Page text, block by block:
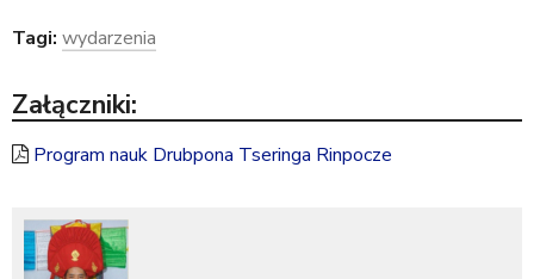
Tagi: wydarzenia
Załączniki:
Program nauk Drubpona Tseringa Rinpocze